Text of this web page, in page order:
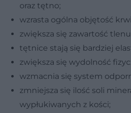
oraz tętno;
wzrasta ogólna objętość
zwiększa się zawartość
tętnice stają się bardziej
zwiększa się wydolność
wzmacnia się system
zmniejsza się ilość soli
wypłukiwanych z kości;